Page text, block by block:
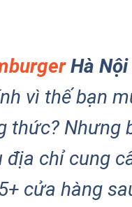
Hà Nội
vì thế bạn
thức? Nhưng
địa chỉ cung
cửa hàng